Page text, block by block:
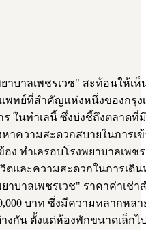
าบาลเพชรเวช" สะท้อนให้เห็
พทย์ที่สำคัญแห่งหนึ่งของกรุง
ในทำเลนี้ ซึ่งบ่งชี้ถึงตลาดที่
ความสะดวกสบายในการเข้
ทำเลรอบโรงพยาบาลเพชร
และความสะดวกในการเดิน
าบาลเพชรเวช" ราคาค่าเช่
บาท ซึ่งมีความหลากหล
กัน ตั้งแต่ห้องพักขนาดเล็กไ